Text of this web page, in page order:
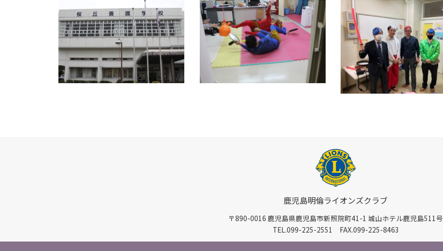
鹿児島明倫ライオンズクラブ
〒890-0016 鹿児島県鹿児島市新照院町41-1 城山ホテル鹿児島511号
TEL.099-225-2551 FAX.099-225-8463